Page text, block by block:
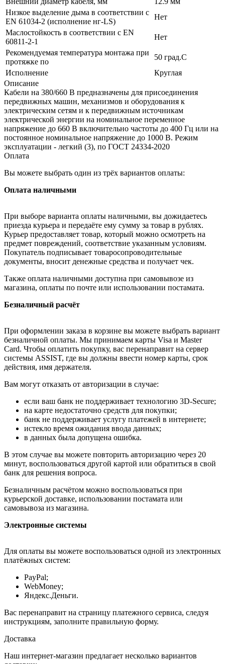
Низкое выделение дыма в соответствии с
EN 61034-2 (исполнение нг-LS)
Нет
Маслостойкость в соответствии с EN
60811-2-1
Нет
Рекомендуемая температура монтажа при
протяжке по
50 град.C
Исполнение
Круглая
Описание
Кабели на 380/660 В предназначены для присоединения
передвижных машин, механизмов и оборудования к
электрическим сетям и к передвижным источникам
электрической энергии на номинальное переменное
напряжение до 660 В включительно частоты до 400 Гц или на
постоянное номинальное напряжение до 1000 В. Режим
эксплуатации - легкий (3), по ГОСТ 24334-2020
Оплата
Вы можете выбрать один из трёх вариантов оплаты:
Оплата наличными
При выборе варианта оплаты наличными, вы дожидаетесь
приезда курьера и передаёте ему сумму за товар в рублях.
Курьер предоставляет товар, который можно осмотреть на
предмет повреждений, соответствие указанным условиям.
Покупатель подписывает товаросопроводительные
документы, вносит денежные средства и получает чек.
Также оплата наличными доступна при самовывозе из
магазина, оплаты по почте или использовании постамата.
Безналичный расчёт
При оформлении заказа в корзине вы можете выбрать вариант
безналичной оплаты. Мы принимаем карты Visa и Master
Card. Чтобы оплатить покупку, вас перенаправит на сервер
системы ASSIST, где вы должны ввести номер карты, срок
действия, имя держателя.
Вам могут отказать от авторизации в случае:
если ваш банк не поддерживает технологию 3D-Secure;
на карте недостаточно средств для покупки;
банк не поддерживает услугу платежей в интернете;
истекло время ожидания ввода данных;
в данных была допущена ошибка.
В этом случае вы можете повторить авторизацию через 20
минут, воспользоваться другой картой или обратиться в свой
банк для решения вопроса.
Безналичным расчётом можно воспользоваться при
курьерской доставке, использовании постамата или
самовывоза из магазина.
Электронные системы
Для оплаты вы можете воспользоваться одной из электронных
платёжных систем:
PayPal;
WebMoney;
Яндекс.Деньги.
Вас перенаправит на страницу платежного сервиса, следуя
инструкциям, заполните правильную форму.
Доставка
Наш интернет-магазин предлагает несколько вариантов